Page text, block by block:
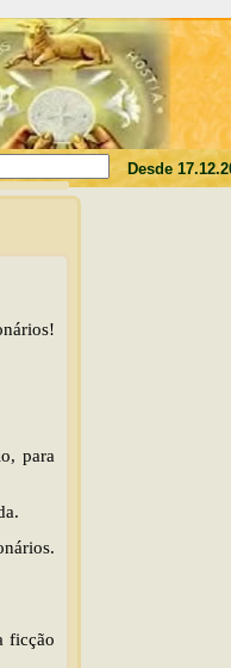
sangue, não tereis a vida
Desde
para
ficção